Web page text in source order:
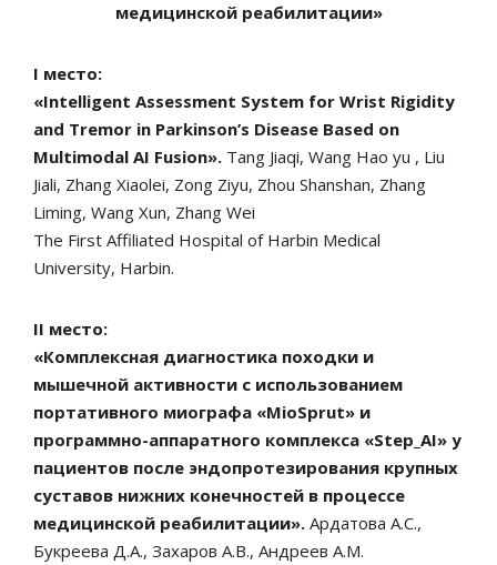
медицинской реабилитации»
I место:
«Intelligent Assessment System for Wrist Rigidity
and Tremor in Parkinson’s Disease Based on
Multimodal AI Fusion». Tang Jiaqi, Wang Hao yu , Liu
Jiali, Zhang Xiaolei, Zong Ziyu, Zhou Shanshan, Zhang
Liming, Wang Xun, Zhang Wei
The First Affiliated Hospital of Harbin Medical
University, Harbin.
II место:
«Комплексная диагностика походки и
мышечной активности с использованием
портативного миографа «MioSprut» и
программно-аппаратного комплекса «Step_AI» у
пациентов после эндопротезирования крупных
суставов нижних конечностей в процессе
медицинской реабилитации». Ардатова А.С.,
Букреева Д.А., Захаров А.В., Андреев А.М.